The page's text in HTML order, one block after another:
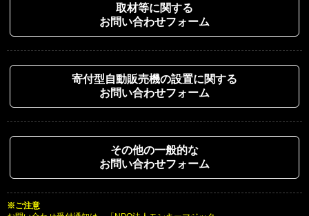
取材等に関する
お問い合わせフォーム
寄付型自動販売機の設置に関する
お問い合わせフォーム
その他の一般的な
お問い合わせフォーム
※ご注意